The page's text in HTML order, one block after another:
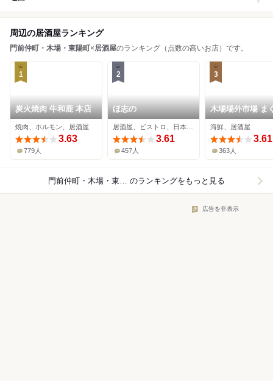
周辺の居酒屋ランキング
門前仲町・木場・東陽町×居酒屋のランキング（点数の高いお店）です。
1
炭火焼肉 牛和鹿 本店
焼肉、ホルモン、居酒屋
3.63
779人
2
ほ志の
3.61
457人
3
木場場外市場 ま
祭
海鮮、居酒屋
3.61
363人
門前仲町・木場・東陽町×居酒屋 のランキングをもっと見る
広告を非表示